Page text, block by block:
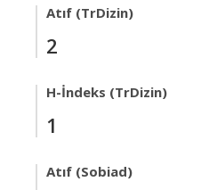
Atıf (TrDizin)
2
H-İndeks (TrDizin)
1
Atıf (Sobiad)